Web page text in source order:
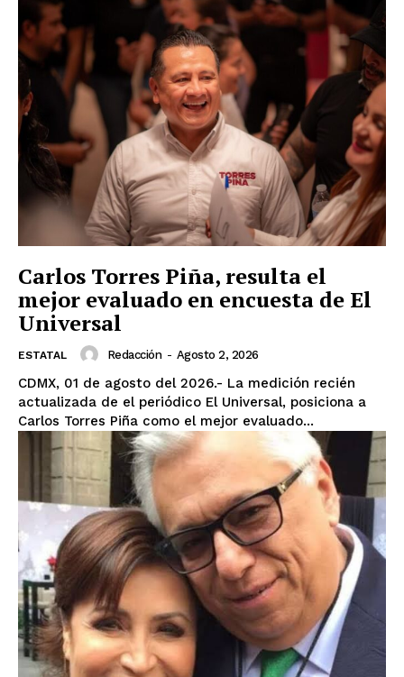
Carlos Torres Piña, resulta el
mejor evaluado en encuesta de El
Universal
ESTATAL Redacción - Agosto 2, 2026
CDMX, 01 de agosto del 2026.- La medición recién
actualizada de el periódico El Universal, posiciona a
Carlos Torres Piña como el mejor evaluado...